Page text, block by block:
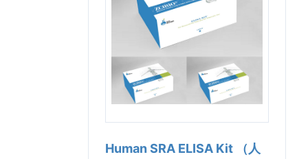
Human SRA ELISA Kit （人